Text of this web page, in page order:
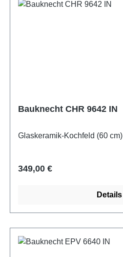
Bauknecht CHR 9642 IN
Glaskeramik-Kochfeld (60 cm)
Regulärer Preis:
349,00 €
Details